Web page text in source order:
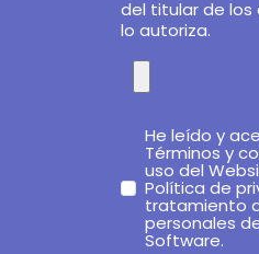
del titular de los
lo autoriza.
He leído y
Términos y
uso del
Política de
tratamiento
personales
Software.